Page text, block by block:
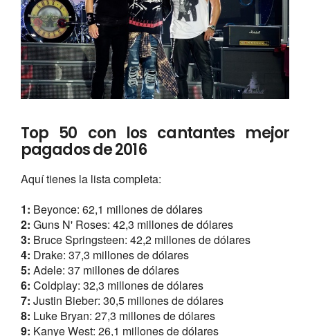
Top 50 con los cantantes mejor
pagados de 2016
Aquí tienes la lista completa:
1: Beyonce: 62,1 millones de dólares
2: Guns N' Roses: 42,3 millones de dólares
3: Bruce Springsteen: 42,2 millones de dólares
4: Drake: 37,3 millones de dólares
5: Adele: 37 millones de dólares
6: Coldplay: 32,3 millones de dólares
7: Justin Bieber: 30,5 millones de dólares
8: Luke Bryan: 27,3 millones de dólares
9: Kanye West: 26,1 millones de dólares